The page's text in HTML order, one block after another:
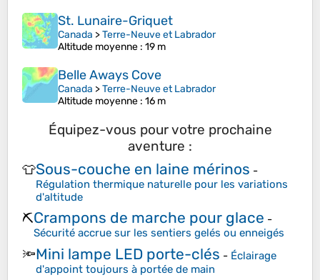
St. Lunaire-Griquet
Canada >Terre-Neuve et Labrador
Altitude moyenne : 19 m
Belle Aways Cove
Canada >Terre-Neuve et Labrador
Altitude moyenne : 16 m
Équipez-vous pour votre prochaine
aventure :
👕Sous-couche en laine mérinos -
Régulation thermique naturelle pour les variations
d'altitude
⛏️Crampons de marche pour glace -
Sécurité accrue sur les sentiers gelés ou enneigés
🔦Mini lampe LED porte-clés - Éclairage
d'appoint toujours à portée de main